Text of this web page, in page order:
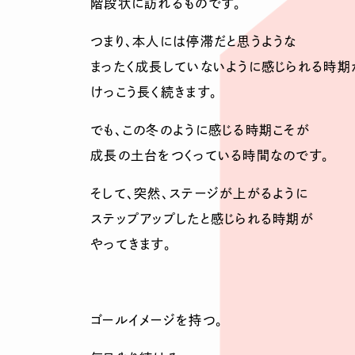
階段状に訪れるものです。
つまり、本人には停滞だと思うような
まったく成長していないように感じられる時期
けっこう長く続きます。
でも、この冬のように感じる時期こそが
成長の土台をつくっている時間なのです。
そして、突然、ステージが上がるように
ステップアップしたと感じられる時期が
やってきます。
ゴールイメージを持つ。